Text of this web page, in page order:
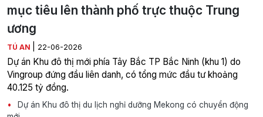
mục tiêu lên thành phố trực thuộc Trung
ương
TÚ AN 22-06-2026
Dự án Khu đô thị mới phía Tây Bắc TP Bắc Ninh (khu 1) do
Vingroup đứng đầu liên danh, có tổng mức đầu tư khoảng
40.125 tỷ đồng.
Dự án Khu đô thị du lịch nghỉ dưỡng Mekong có chuyển động